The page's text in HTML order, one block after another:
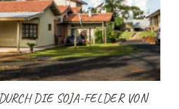
DIE SOJA-FELDER VON